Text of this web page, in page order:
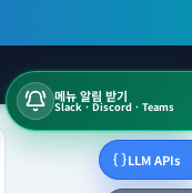
메뉴 알림 받기
Slack · Discord · Teams
LLM APIs